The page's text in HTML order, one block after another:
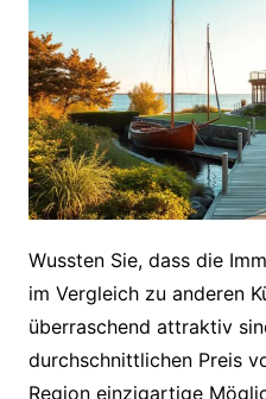
Wussten Sie, dass die
im Vergleich zu anderen
überraschend attraktiv
durchschnittlichen Preis
Region einzigartige